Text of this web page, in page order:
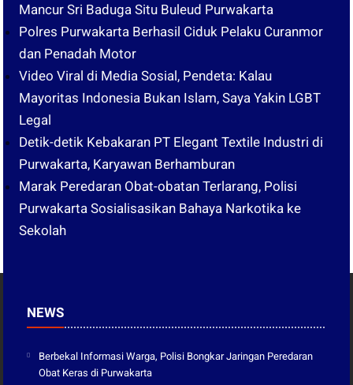
Mancur Sri Baduga Situ Buleud Purwakarta
Polres Purwakarta Berhasil Ciduk Pelaku Curanmor
dan Penadah Motor
Video Viral di Media Sosial, Pendeta: Kalau
Mayoritas Indonesia Bukan Islam, Saya Yakin LGBT
Legal
Detik-detik Kebakaran PT Elegant Textile Industri di
Purwakarta, Karyawan Berhamburan
Marak Peredaran Obat-obatan Terlarang, Polisi
Purwakarta Sosialisasikan Bahaya Narkotika ke
Sekolah
NEWS
Berbekal Informasi Warga, Polisi Bongkar Jaringan Peredaran
Obat Keras di Purwakarta